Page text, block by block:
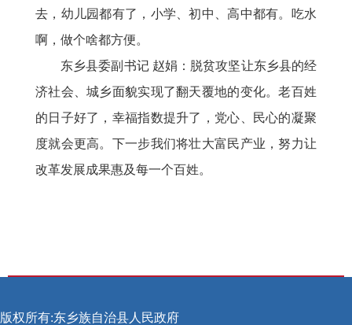
去，幼儿园都有了，小学、初中、高中都有。吃水
啊，做个啥都方便。
东乡县委副书记 赵娟：脱贫攻坚让东乡县的经
济社会、城乡面貌实现了翻天覆地的变化。老百姓
的日子好了，幸福指数提升了，党心、民心的凝聚
度就会更高。下一步我们将壮大富民产业，努力让
改革发展成果惠及每一个百姓。
版权所有:东乡族自治县人民政府